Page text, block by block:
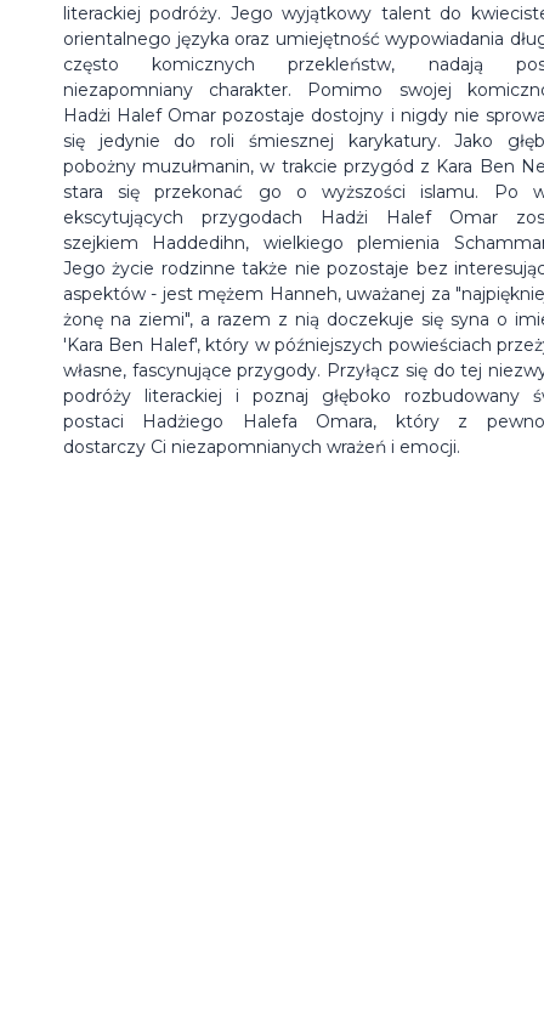
literackiej podróży. Jego wyjątkowy talent do
orientalnego języka oraz umiejętność wypowiadania
często komicznych przekleństw, nadają
niezapomniany charakter. Pomimo swojej
Hadżi Halef Omar pozostaje dostojny i nigdy nie
się jedynie do roli śmiesznej karykatury. Jako
pobożny muzułmanin, w trakcie przygód z Kara Ben
stara się przekonać go o wyższości islamu. Po
ekscytujących przygodach Hadżi Halef Omar
szejkiem Haddedihn, wielkiego plemienia
Jego życie rodzinne także nie pozostaje bez
aspektów - jest mężem Hanneh, uważanej za
żonę na ziemi", a razem z nią doczekuje się syna o
'Kara Ben Halef', który w późniejszych powieściach
własne, fascynujące przygody. Przyłącz się do tej
podróży literackiej i poznaj głęboko rozbudowany
postaci Hadżiego Halefa Omara, który z
dostarczy Ci niezapomnianych wrażeń i emocji.